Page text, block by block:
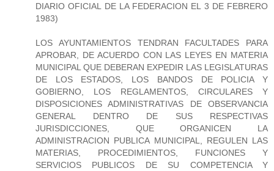
DIARIO OFICIAL DE LA FEDERACION EL 3 DE FEBRERO
1983)
LOS AYUNTAMIENTOS TENDRAN FACULTADES PARA
APROBAR, DE ACUERDO CON LAS LEYES EN MATERIA
MUNICIPAL QUE DEBERAN EXPEDIR LAS LEGISLATURAS
DE LOS ESTADOS, LOS BANDOS DE POLICIA Y
GOBIERNO, LOS REGLAMENTOS, CIRCULARES Y
DISPOSICIONES ADMINISTRATIVAS DE OBSERVANCIA
GENERAL DENTRO DE SUS RESPECTIVAS
JURISDICCIONES, QUE ORGANICEN LA
ADMINISTRACION PUBLICA MUNICIPAL, REGULEN LAS
MATERIAS, PROCEDIMIENTOS, FUNCIONES Y
SERVICIOS PUBLICOS DE SU COMPETENCIA Y